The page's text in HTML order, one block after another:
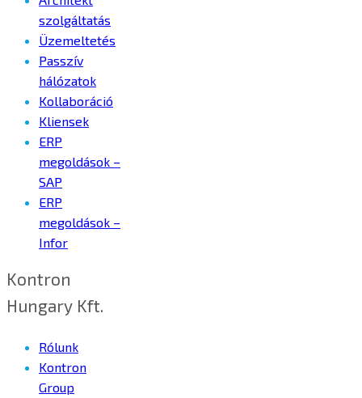
szolgáltatás
Üzemeltetés
Passzív
hálózatok
Kollaboráció
Kliensek
ERP
megoldások –
SAP
ERP
megoldások –
Infor
Kontron
Hungary Kft.
Rólunk
Kontron
Group